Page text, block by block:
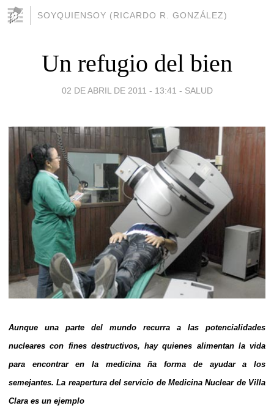
SOYQUIENSOY (RICARDO R. GONZÁLEZ)
Un refugio del bien
02 DE ABRIL DE 2011 - 13:41 - SALUD
Aunque una parte del mundo recurra a las potencialidades
nucleares con fines destructivos, hay quienes alimentan la vida
para encontrar en la medicina ña forma de ayudar a los
semejantes. La reapertura del servicio de Medicina Nuclear de Villa
Clara es un ejemplo